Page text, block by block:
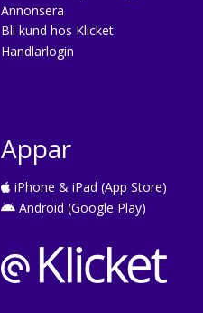
Annonsera
Bli kund hos Klicket
Handlarlogin
Appar
iPhone & iPad (App Store)
Android (Google Play)